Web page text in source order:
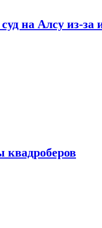
на Алсу из-за